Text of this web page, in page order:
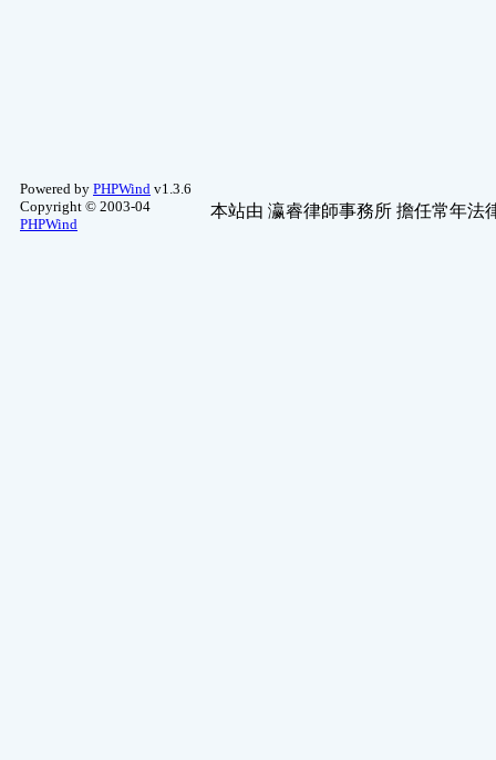
Powered by PHPWind v1.3.6
Copyright © 2003-04
PHPWind
本站由 瀛睿律師事務所 擔任常年法